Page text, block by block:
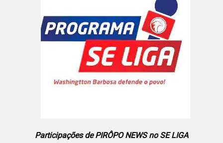
Participações de PIRÔPO NEWS no SE LIGA